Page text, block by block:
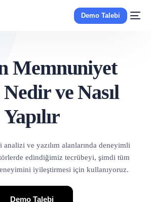
Demo Talebi
Memnuniyet
ve Nasıl
Yapılır
analizi ve yazılım alanlarında deneyimli
edindiğimiz tecrübeyi, şimdi tüm
iyileştirmesi için kullanıyoruz.
Demo Talebi